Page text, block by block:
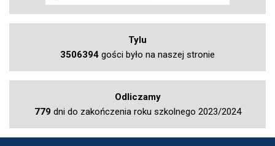
Tylu
3506394 gości było na naszej stronie
Odliczamy
779 dni do zakończenia roku szkolnego 2023/2024